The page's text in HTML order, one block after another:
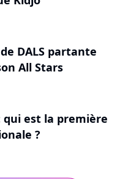
DALS partante
All Stars
qui est la première
?